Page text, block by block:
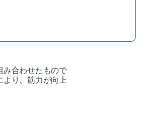
み合わせたもので
より、筋力が向上